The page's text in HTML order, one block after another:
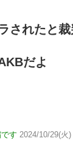
されたと
だよ
す 2024/10/29(火